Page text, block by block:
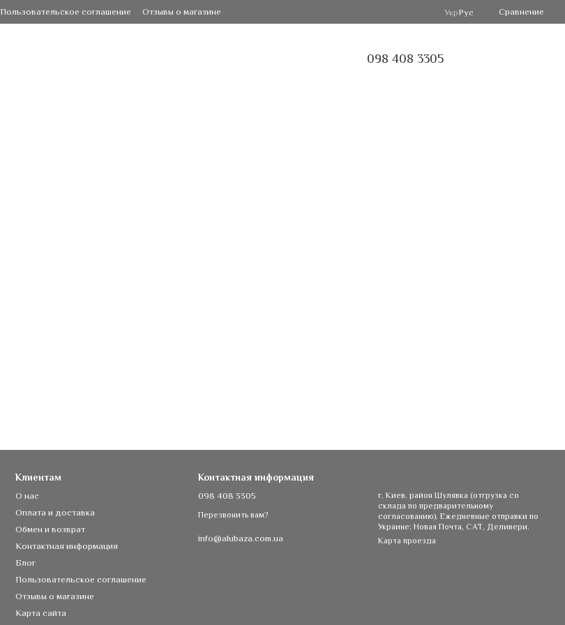
Пользовательское соглашение Отзывы о магазине УкрРус Сравнение
098 408 3305
Клиентам
О нас
Оплата и доставка
Обмен и возврат
Контактная информация
Блог
Пользовательское соглашение
Отзывы о магазине
Карта сайта
Контактная информация
098 408 3305
Перезвонить вам?
info@alubaza.com.ua
г. Киев, район Шулявка (отгрузка со
склада по предварительному
согласованию). Ежедневные отправки по
Украине: Новая Почта, САТ, Деливери.
Карта проезда